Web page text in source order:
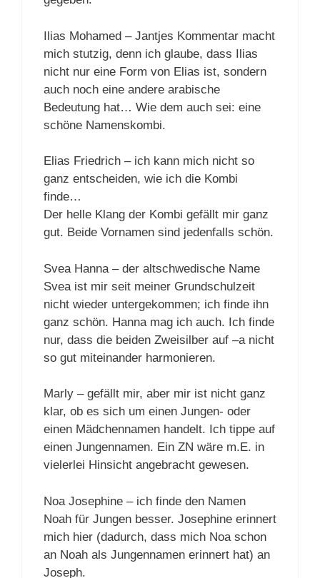
Ilias Mohamed – Jantjes Kommentar macht
mich stutzig, denn ich glaube, dass Ilias
nicht nur eine Form von Elias ist, sondern
auch noch eine andere arabische
Bedeutung hat… Wie dem auch sei: eine
schöne Namenskombi.
Elias Friedrich – ich kann mich nicht so
ganz entscheiden, wie ich die Kombi
finde…
Der helle Klang der Kombi gefällt mir ganz
gut. Beide Vornamen sind jedenfalls schön.
Svea Hanna – der altschwedische Name
Svea ist mir seit meiner Grundschulzeit
nicht wieder untergekommen; ich finde ihn
ganz schön. Hanna mag ich auch. Ich finde
nur, dass die beiden Zweisilber auf –a nicht
so gut miteinander harmonieren.
Marly – gefällt mir, aber mir ist nicht ganz
klar, ob es sich um einen Jungen- oder
einen Mädchennamen handelt. Ich tippe auf
einen Jungennamen. Ein ZN wäre m.E. in
vielerlei Hinsicht angebracht gewesen.
Noa Josephine – ich finde den Namen
Noah für Jungen besser. Josephine erinnert
mich hier (dadurch, dass mich Noa schon
an Noah als Jungennamen erinnert hat) an
Joseph.